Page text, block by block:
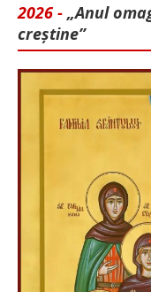
2026 - „Anul
creștine”